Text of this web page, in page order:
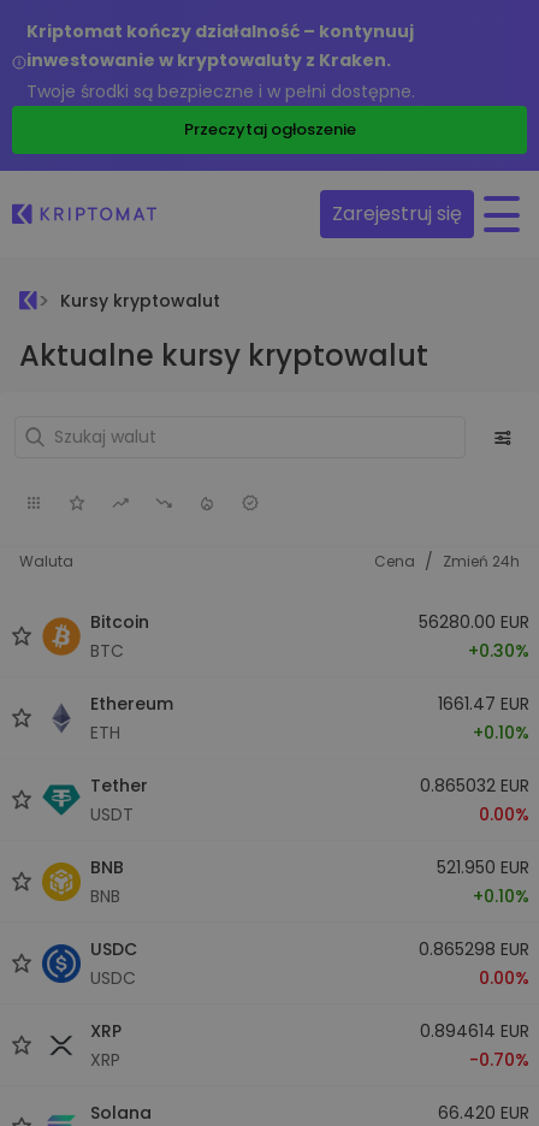
Kriptomat kończy działalność – kontynuuj
inwestowanie w kryptowaluty z Kraken.
Twoje środki są bezpieczne i w pełni dostępne.
Przeczytaj ogłoszenie
Zarejestruj się
Kursy kryptowalut
Aktualne kursy kryptowalut
Waluta Cena / Zmień 24h
Bitcoin
BTC
56280.00 EUR
+0.30%
Ethereum
ETH
1661.47 EUR
+0.10%
Tether
USDT
0.865032 EUR
0.00%
BNB
BNB
521.950 EUR
+0.10%
USDC
USDC
0.865298 EUR
0.00%
XRP
XRP
0.894614 EUR
-0.70%
Solana
66.420 EUR